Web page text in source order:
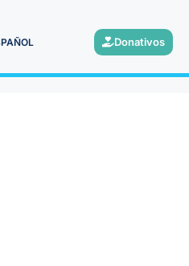
Donativos